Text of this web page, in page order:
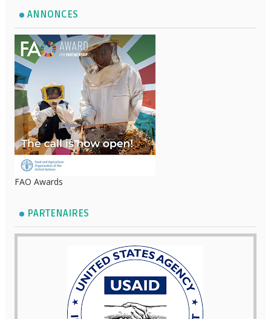
ANNONCES
FAO Awards
PARTENAIRES